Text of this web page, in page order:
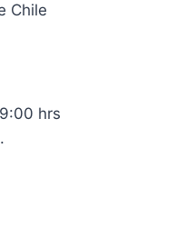
Chile
hrs